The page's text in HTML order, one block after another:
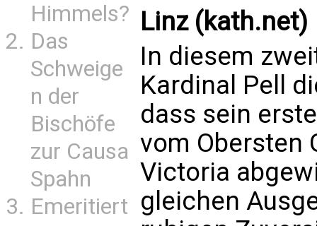
Himmels?
Das
Schweige
n der
Bischöfe
zur Causa
Spahn
Emeritiert
Linz (kath.net)
In diesem
Kardinal Pell
dass sein
vom Obersten
Victoria
gleichen